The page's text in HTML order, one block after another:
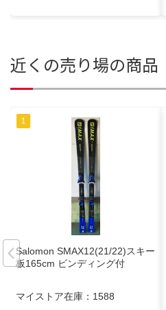
近くの売り場の商品
Salomon SMAX12(21/22)スキー
板165cm ビンディング付
マイストア在庫： 1588